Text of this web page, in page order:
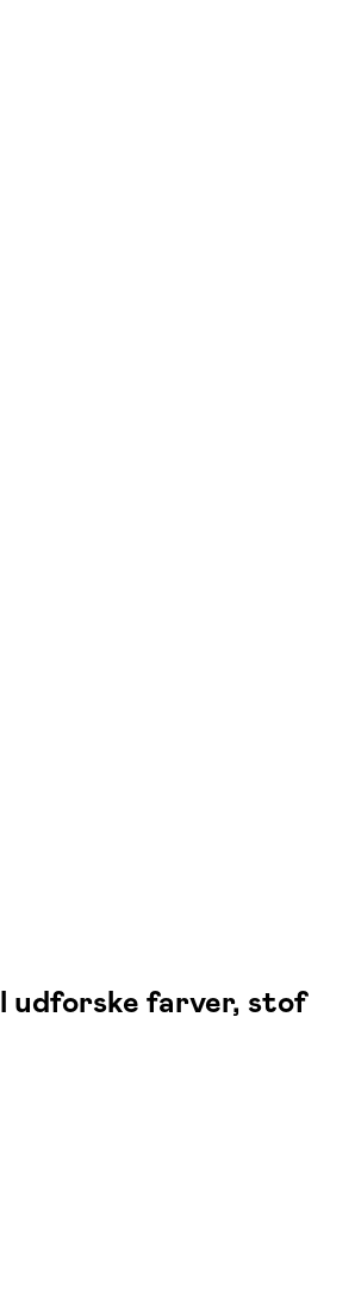
udforske farver, stof